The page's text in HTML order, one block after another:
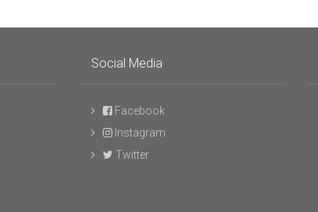
Social Media
Facebook
Instagram
Twitter